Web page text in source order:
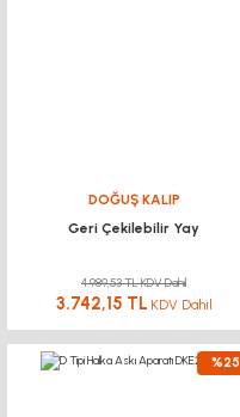
DOĞUŞ KALIP
Geri Çekilebilir Yay
4.989,53 TL KDV Dahil
3.742,15 TL KDV Dahil
%25